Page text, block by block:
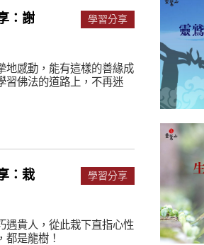
：謝
地感動，能有這樣的善緣成
習佛法的道路上，不再迷
學習分享
：栽
遇貴人，從此栽下直指心性
都是龍樹！
學習分享